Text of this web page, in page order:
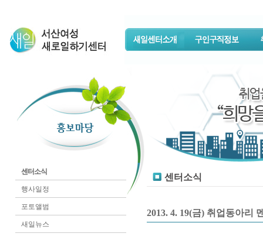
센터소식
행사일정
포토앨범
새일뉴스
센터소식
2013. 4. 19(금) 취업동아리